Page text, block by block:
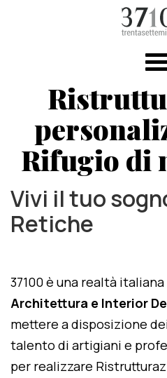
Rifugio di
Vivi il tuo
Retiche
37100 è una realtà
Architettura e Interior
mettere a disposizione
talento di artigiani e
per realizzare